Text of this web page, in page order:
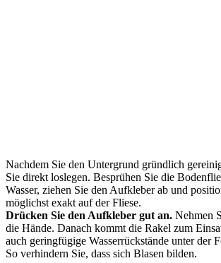
Nachdem Sie den Untergrund gründlich
Sie direkt loslegen. Besprühen Sie die
Wasser, ziehen Sie den Aufkleber ab und
möglichst exakt auf der Fliese.
Drücken Sie den Aufkleber gut an. Nehmen
die Hände. Danach kommt die Rakel zum
auch geringfügige Wasserrückstände unter der
So verhindern Sie, dass sich Blasen bilden.